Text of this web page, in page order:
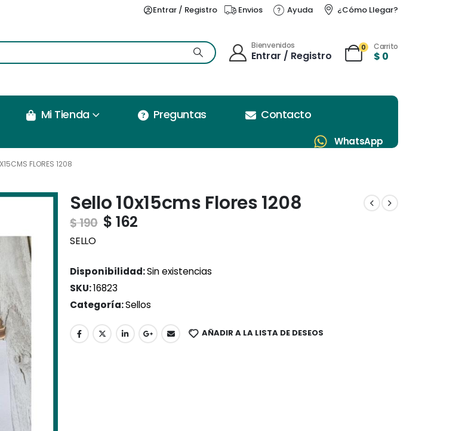
Entrar / Registro Envios Ayuda ¿Cómo Llegar?
Bienvenidos
Entrar / Registro
0 Carrito
$ 0
Mi Tienda Preguntas Contacto
WhatsApp
FLORES 1208
Sello 10x15cms Flores 1208
$190 $ 162
SELLO
Disponibilidad:Sin existencias
SKU:16823
Categoría:Sellos
AÑADIR A LA LISTA DE DESEOS